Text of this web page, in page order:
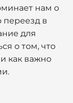
нам о
переезд в
для
о том, что
как важно